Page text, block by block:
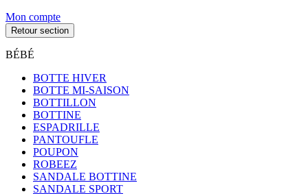
Mon compte
Retour section
BÉBÉ
BOTTE HIVER
BOTTE MI-SAISON
BOTTILLON
BOTTINE
ESPADRILLE
PANTOUFLE
POUPON
ROBEEZ
SANDALE BOTTINE
SANDALE SPORT